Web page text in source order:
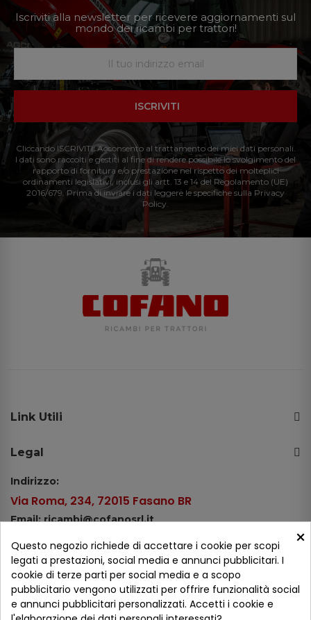
Iscriviti alla newsletter per ricevere aggiornamenti sul
mondo dei ricambi per trattori!
ISCRIVITI
Cliccando ISCRIVITI: Acconsento al trattamento dei miei dati personali.
I dati sono raccolti e gestiti al fine di rendere possibile lo svolgimento del
rapporto di fornitura e/o prestazione nel rispetto dei molteplici
ordinamenti legislativi, inclusi gli artt. 13 e 14 del Regolamento (UE)
2016/679. Prima di inviare i dati leggere le specifiche sulla Privacy
Policy.
Link Utili
Legal
Indirizzo:
Via Roma, 234, 72015 Fasano BR
Email: ricambi@cofanosrl.it
Tel.: +39 080 44 13 478
WhatsApp: +39 334 98 51 100
Metodi di pagamento
×
Questo negozio richiede di accettare i cookie per scopi
legati a prestazioni, social media e annunci pubblicitari. I
cookie di terze parti per social media e a scopo
pubblicitario vengono utilizzati per offrire funzionalità social
e annunci pubblicitari personalizzati. Accetti i cookie e